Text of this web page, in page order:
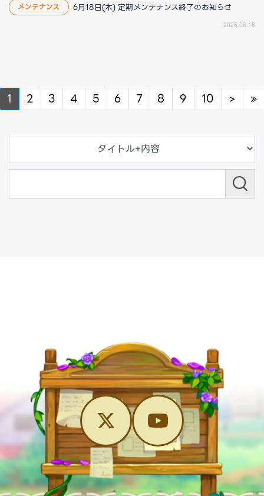
メンテナンス 6月18日(木) 定期メンテナンス終了のお知らせ
2026.06.18
1 2 3 4 5 6 7 8 9 10 > Next
»